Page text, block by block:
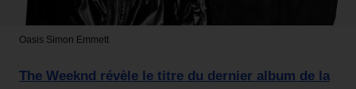
Oasis Simon Emmett
The Weeknd révèle le titre du dernier album de la